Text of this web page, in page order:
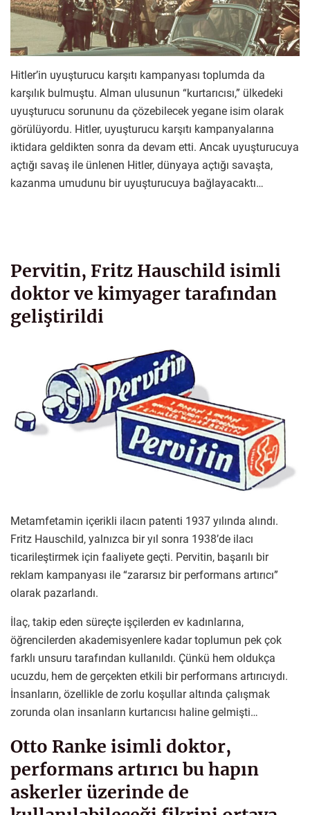
Hitler’in uyuşturucu karşıtı kampanyası toplumda da
karşılık bulmuştu. Alman ulusunun “kurtarıcısı,” ülkedeki
uyuşturucu sorununu da çözebilecek yegane isim olarak
görülüyordu. Hitler, uyuşturucu karşıtı kampanyalarına
iktidara geldikten sonra da devam etti. Ancak uyuşturucuya
açtığı savaş ile ünlenen Hitler, dünyaya açtığı savaşta,
kazanma umudunu bir uyuşturucuya bağlayacaktı…
Pervitin, Fritz Hauschild isimli
doktor ve kimyager tarafından
geliştirildi
Metamfetamin içerikli ilacın patenti 1937 yılında alındı.
Fritz Hauschild, yalnızca bir yıl sonra 1938’de ilacı
ticarileştirmek için faaliyete geçti. Pervitin, başarılı bir
reklam kampanyası ile “zararsız bir performans artırıcı”
olarak pazarlandı.
İlaç, takip eden süreçte işçilerden ev kadınlarına,
öğrencilerden akademisyenlere kadar toplumun pek çok
farklı unsuru tarafından kullanıldı. Çünkü hem oldukça
ucuzdu, hem de gerçekten etkili bir performans artırıcıydı.
İnsanların, özellikle de zorlu koşullar altında çalışmak
zorunda olan insanların kurtarıcısı haline gelmişti…
Otto Ranke isimli doktor,
performans artırıcı bu hapın
askerler üzerinde de